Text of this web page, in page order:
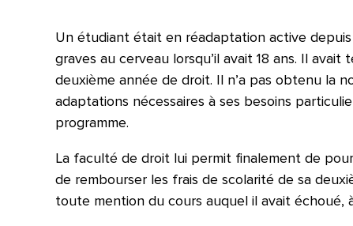
Un étudiant était en réadaptation active depuis
graves au cerveau lorsqu’il avait 18 ans. Il
deuxième année de droit. Il n’a pas obtenu la
adaptations nécessaires à ses besoins
programme.
La faculté de droit lui permit finalement de
de rembourser les frais de scolarité de sa
toute mention du cours auquel il avait échoué,